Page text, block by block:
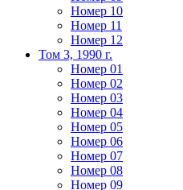
Номер 10
Номер 11
Номер 12
Том 3, 1990 г.
Номер 01
Номер 02
Номер 03
Номер 04
Номер 05
Номер 06
Номер 07
Номер 08
Номер 09